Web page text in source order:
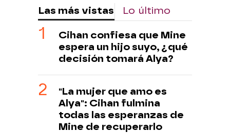
Las más vistas Lo último
Cihan confiesa que Mine
espera un hijo suyo, ¿qué
decisión tomará Alya?
"La mujer que amo es
Alya": Cihan fulmina
todas las esperanzas de
Mine de recuperarlo